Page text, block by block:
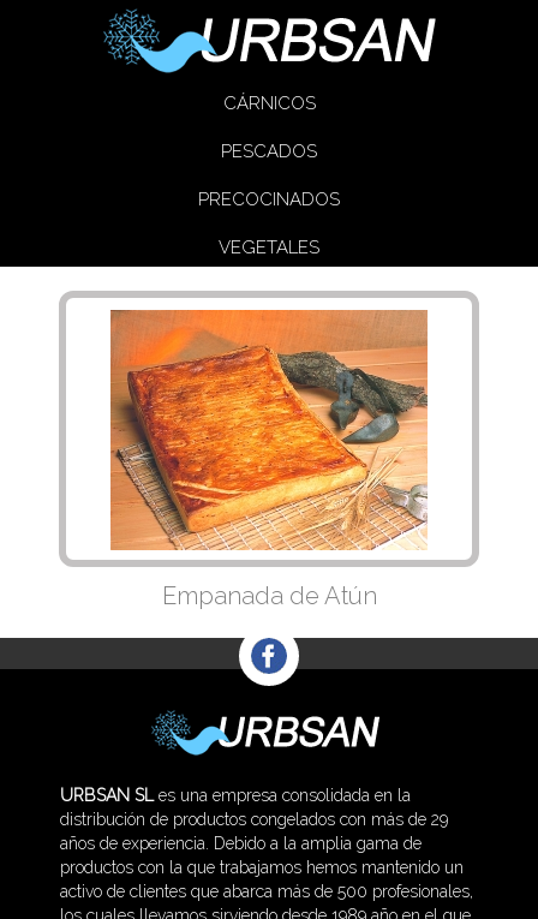
CÁRNICOS
PESCADOS
PRECOCINADOS
VEGETALES
Empanada de Atún
URBSAN SLes una empresa consolidada en la
distribución de productos congelados con más de 29
años de experiencia. Debido a la amplia gama de
productos con la que trabajamos hemos mantenido un
activo de clientes que abarca más de 500 profesionales,